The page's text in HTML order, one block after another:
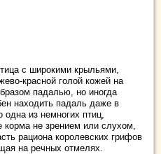
с широкими крыльями,
красной голой кожей на
падалью, но иногда
находить падаль даже в
из немногих птиц,
не зрением или слухом,
рациона королевских грифов
на речных отмелях.